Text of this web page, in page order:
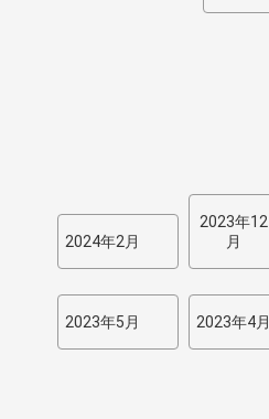
2024年2月
2023年12
月
2023年5月 2023年4月